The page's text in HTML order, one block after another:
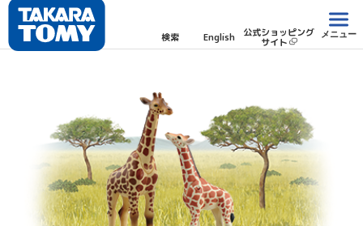
検索 English 公式ショッピング
サイト
メニュー